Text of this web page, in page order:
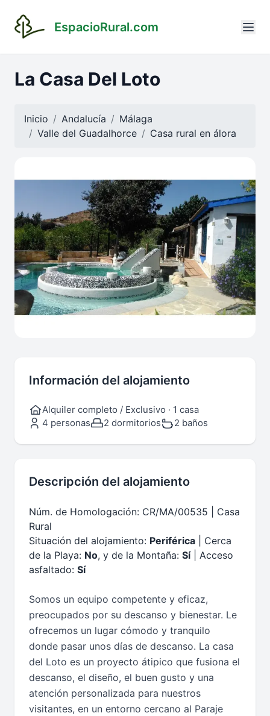
EspacioRural.com
La Casa Del Loto
Inicio Andalucía
Málaga
Valle del Guadalhorce
Casa rural en álora
Información del alojamiento
Alquiler completo / Exclusivo · 1 casa
4 personas
2 dormitorios 2 baños
Descripción del alojamiento
Núm. de Homologación: CR/MA/00535 | Casa
Rural
Situación del alojamiento: Periférica | Cerca
de la Playa: No, y de la Montaña: Sí| Acceso
asfaltado: Sí
Somos un equipo competente y eficaz,
preocupados por su descanso y bienestar. Le
ofrecemos un lugar cómodo y tranquilo
donde pasar unos días de descanso. La casa
del Loto es un proyecto átipico que fusiona el
descanso, el diseño, el buen gusto y una
atención personalizada para nuestros
visitantes, en un entorno cercano al Paraje